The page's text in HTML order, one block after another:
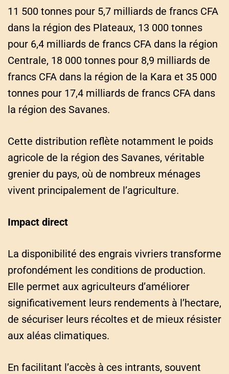
11 500 tonnes pour 5,7 milliards de francs CFA
dans la région des Plateaux, 13 000 tonnes
pour 6,4 milliards de francs CFA dans la région
Centrale, 18 000 tonnes pour 8,9 milliards de
francs CFA dans la région de la Kara et 35 000
tonnes pour 17,4 milliards de francs CFA dans
la région des Savanes.
Cette distribution reflète notamment le poids
agricole de la région des Savanes, véritable
grenier du pays, où de nombreux ménages
vivent principalement de l’agriculture.
Impact direct
La disponibilité des engrais vivriers transforme
profondément les conditions de production.
Elle permet aux agriculteurs d’améliorer
significativement leurs rendements à l’hectare,
de sécuriser leurs récoltes et de mieux résister
aux aléas climatiques.
En facilitant l’accès à ces intrants, souvent